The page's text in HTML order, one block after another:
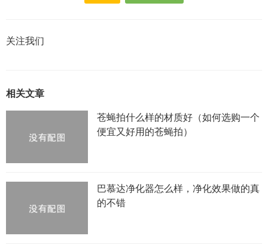
关注我们
相关文章
苍蝇拍什么样的材质好（如何选购一个
便宜又好用的苍蝇拍）
巴慕达净化器怎么样，净化效果做的真
的不错